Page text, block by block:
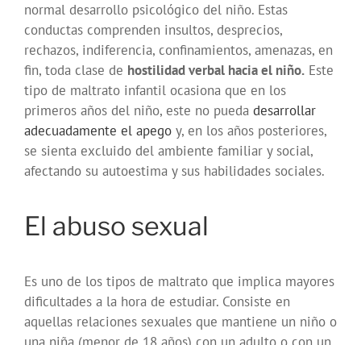
normal desarrollo psicológico del niño. Estas
conductas comprenden insultos, desprecios,
rechazos, indiferencia, confinamientos, amenazas, en
fin, toda clase de hostilidad verbal hacia el niño. Este
tipo de maltrato infantil ocasiona que en los
primeros años del niño, este no pueda desarrollar
adecuadamente el apego y, en los años posteriores,
se sienta excluido del ambiente familiar y social,
afectando su autoestima y sus habilidades sociales.
El abuso sexual
Es uno de los tipos de maltrato que implica mayores
dificultades a la hora de estudiar. Consiste en
aquellas relaciones sexuales que mantiene un niño o